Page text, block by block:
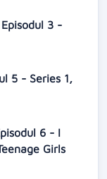
3 -
5 - Series 1,
6 - I
Girls